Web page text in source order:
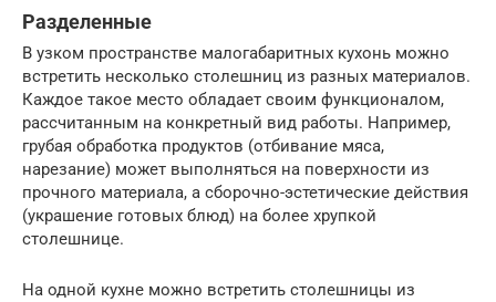
Разделенные
В узком пространстве малогабаритных кухонь можно
встретить несколько столешниц из разных материалов.
Каждое такое место обладает своим функционалом,
рассчитанным на конкретный вид работы. Например,
грубая обработка продуктов (отбивание мяса,
нарезание) может выполняться на поверхности из
прочного материала, а сборочно-эстетические действия
(украшение готовых блюд) на более хрупкой
столешнице.
На одной кухне можно встретить столешницы из